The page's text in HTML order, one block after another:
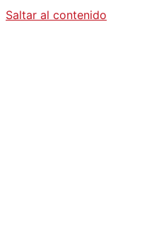
Saltar al contenido